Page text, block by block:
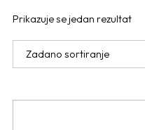
Prikazuje se jedan rezultat